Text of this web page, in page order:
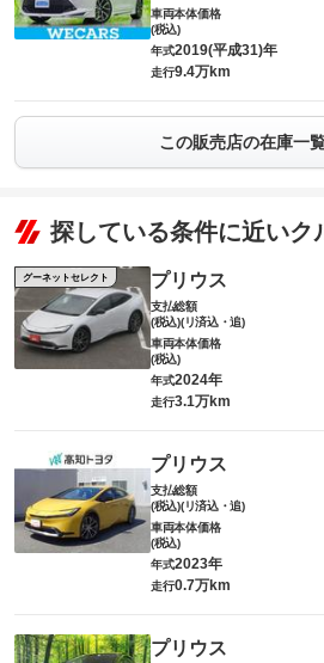
車両本体価格
(税込)
年式2019(平成31)年
走行9.4万km
この販売店の在庫一
探している条件に近いク
グーネットセレクト プリウス
支払総額
(税込)(リ済込・追)
車両本体価格
(税込)
年式2024年
走行3.1万km
プリウス
支払総額
(税込)(リ済込・追)
車両本体価格
(税込)
年式2023年
走行0.7万km
プリウス